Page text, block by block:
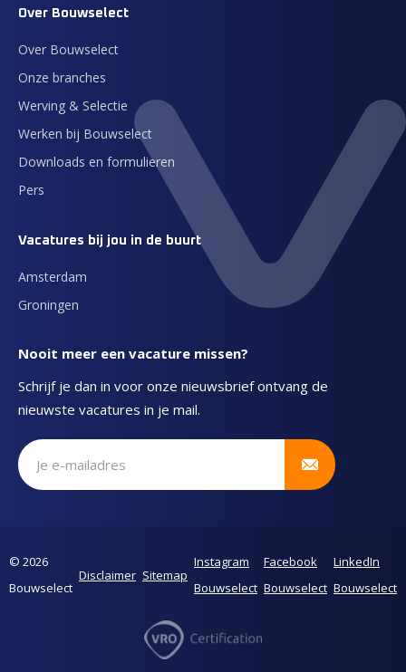
Over Bouwselect
Over Bouwselect
Onze branches
Werving & Selectie
Werken bij Bouwselect
Downloads en formulieren
Pers
Vacatures bij jou in de buurt
Amsterdam
Groningen
Nooit meer een vacature missen?
Schrijf je dan in voor onze nieuwsbrief ontvang de
nieuwste vacatures in je mail.
Schrijf je in voor onze nieuwsbrief
© 2026
Bouwselect
Disclaimer Sitemap
Instagram
Bouwselect
Facebook
Bouwselect
LinkedIn
Bouwselect